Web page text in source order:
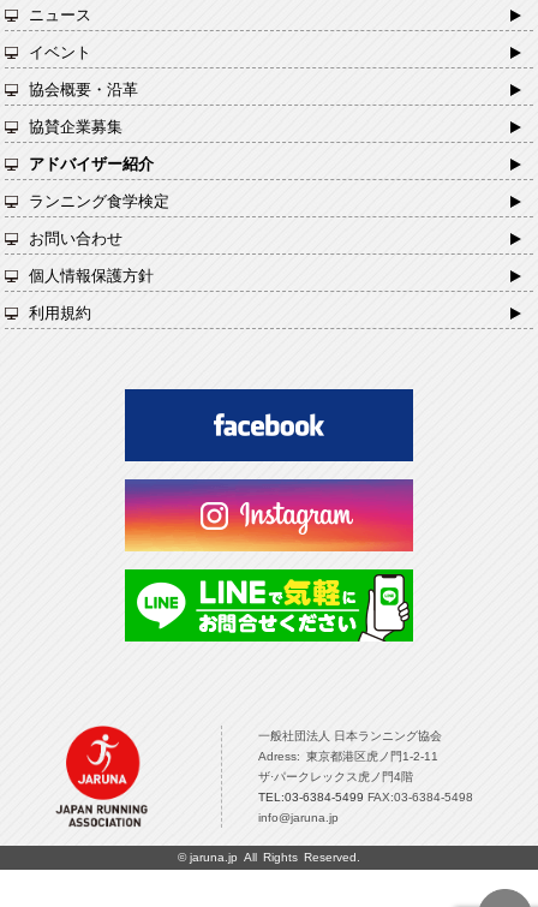
ニュース
イベント
協会概要・沿革
協賛企業募集
アドバイザー紹介
ランニング食学検定
お問い合わせ
個人情報保護方針
利用規約
一般社団法人 日本ランニング協会 TOPPAGE
一般社団法人 日本ランニング協会
Adress: 東京都港区虎ノ門1-2-11
ザ·パークレックス虎ノ門4階
TEL:03-6384-5499FAX:03-6384-5498
info@jaruna.jp
©jaruna.jp All Rights Reserved.